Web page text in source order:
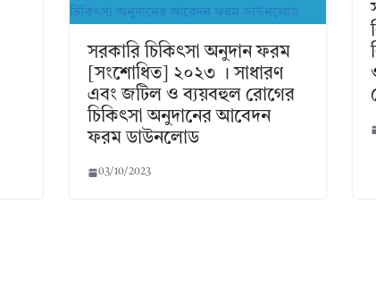
সরকারি চিকিৎসা অনুদান ফরম
[সংশোধিত] ২০২৩ । সাধারণ
এবং জটিল ও ব্যয়বহুল রোগের
চিকিৎসা অনুদানের আবেদন
ফরম ডাউনলোড
03/10/2023